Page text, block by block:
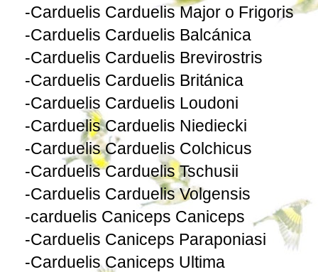
-Carduelis Carduelis Major o Frigoris
-Carduelis Carduelis Balcánica
-Carduelis Carduelis Brevirostris
-Carduelis Carduelis Británica
-Carduelis Carduelis Loudoni
-Carduelis Carduelis Niediecki
-Carduelis Carduelis Colchicus
-Carduelis Carduelis Tschusii
-Carduelis Carduelis Volgensis
-carduelis Caniceps Caniceps
-Carduelis Caniceps Paraponiasi
-Carduelis Caniceps Ultima